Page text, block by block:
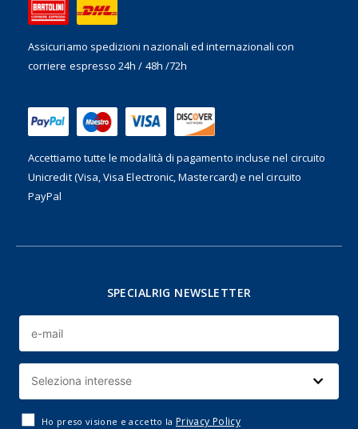
Assicuriamo spedizioni nazionali ed internazionalicon
corriere espresso 24h / 48h /72h
Accettiamo tutte le modalità di pagamento incluse nel circuito
Unicredit (Visa, Visa Electronic, Mastercard) e nel circuito
PayPal
SPECIALRIG NEWSLETTER
Ho preso visione e accetto la Privacy Policy